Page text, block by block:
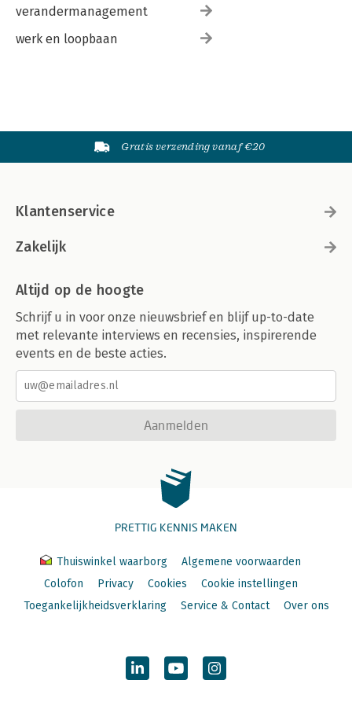
verandermanagement
werk en loopbaan
Gratis verzending vanaf €20
Klantenservice
Zakelijk
Altijd op de hoogte
Schrijf u in voor onze nieuwsbrief en blijf up-to-date
met relevante interviews en recensies, inspirerende
events en de beste acties.
Aanmelden
PRETTIG KENNIS MAKEN
Thuiswinkel waarborg
Algemene voorwaarden
Colofon
Privacy Cookies
Cookie instellingen
Toegankelijkheidsverklaring
Service & Contact Over ons